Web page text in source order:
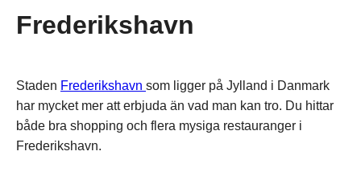
Frederikshavn
Staden Frederikshavn som ligger på Jylland i Danmark
har mycket mer att erbjuda än vad man kan tro. Du hittar
både bra shopping och flera mysiga restauranger i
Frederikshavn.